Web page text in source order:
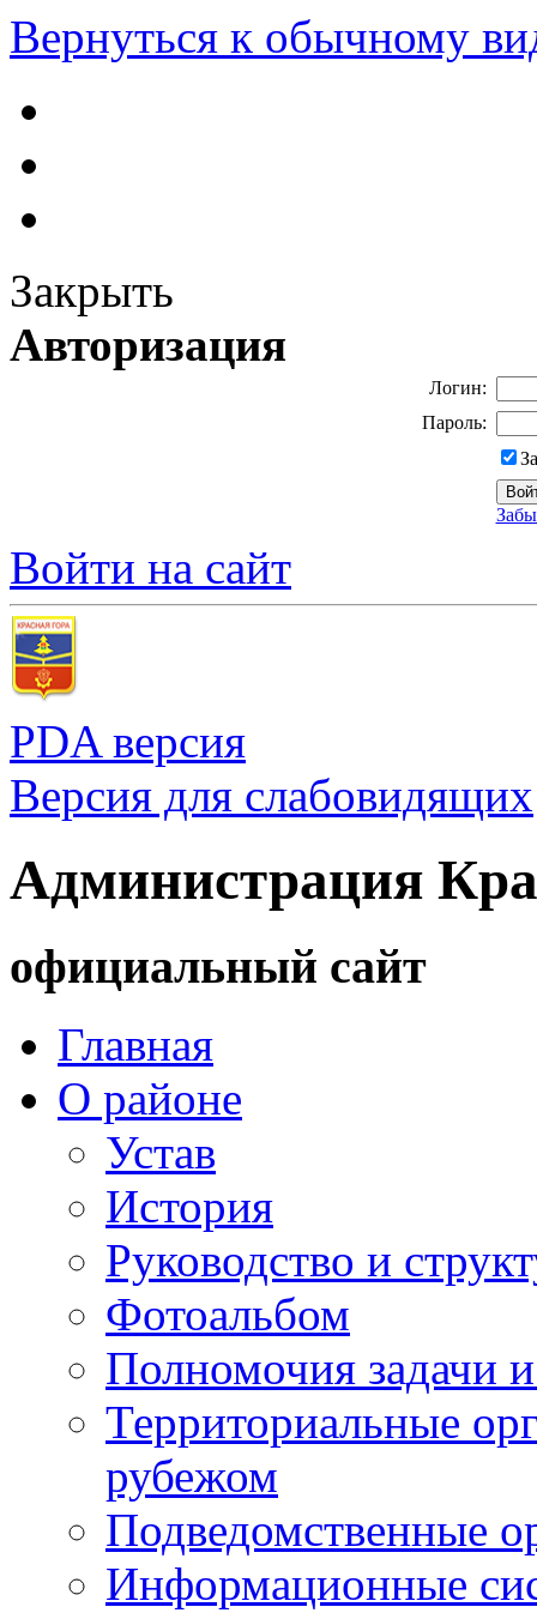
Вернуться к обычному
Закрыть
Авторизация
Логин:
Пароль:
Войти на сайт
PDA версия
Версия для слабовидящих
Администрация
официальный сайт
Главная
О районе
Устав
История
Руководство и
Фотоальбом
Полномочия задачи
Территориальные
рубежом
Подведомственные
Информационные